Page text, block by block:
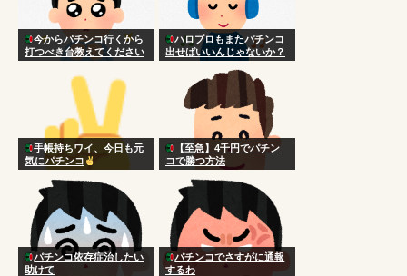
今からパチンコ行くから
打つべき台教えてください
ハロプロもまたパチンコ
出せばいいんじゃないか？
手帳持ちワイ、今日も元
気にパチンコ
【至急】4千円でパチン
コで勝つ方法
パチンコ依存症治したい
助けて
パチンコでさすがに通報
するわ